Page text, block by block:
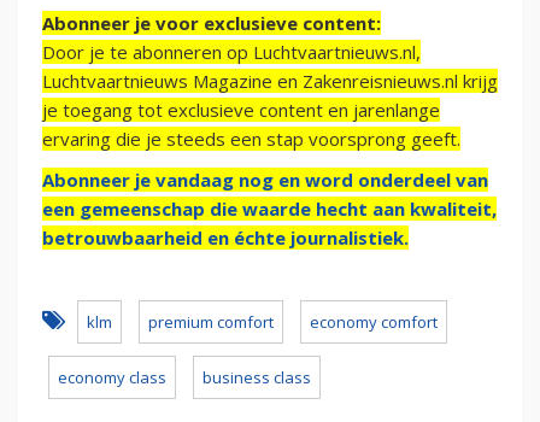
Abonneer je voor exclusieve content:
Door je te abonneren op Luchtvaartnieuws.nl,
Luchtvaartnieuws Magazine en Zakenreisnieuws.nl krijg
je toegang tot exclusieve content en jarenlange
ervaring die je steeds een stap voorsprong geeft.
Abonneer je vandaag nog en word onderdeel van
een gemeenschap die waarde hecht aan kwaliteit,
betrouwbaarheid en échte journalistiek.
klm premium comfort economy comfort
economy class business class